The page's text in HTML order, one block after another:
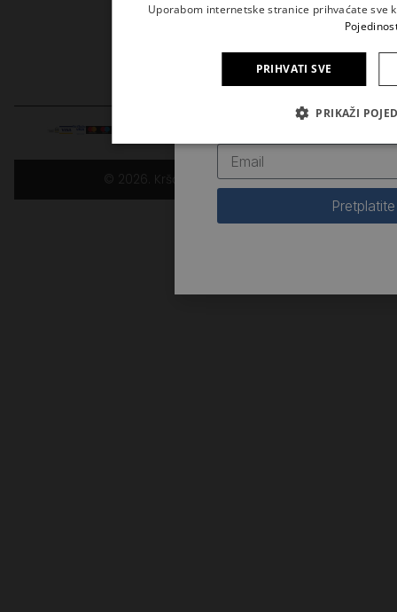
© 2026. Kršćanska sadašnjost
novosti iz Kršćanske
Uporabom internetske stranice prihvaćate sve
PRIHVATI SVE
PRIKAŽI